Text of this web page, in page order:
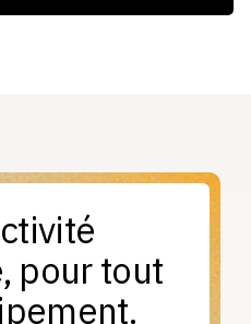
pour tout